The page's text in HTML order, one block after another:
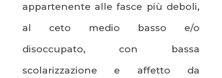
appartenente alle fasce più deboli,
al ceto medio basso e/o
disoccupato, con bassa
scolarizzazione e affetto da